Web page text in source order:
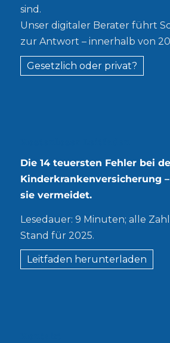
sind.
Unser digitaler Berater führt
zur Antwort – innerhalb von
Gesetzlich oder privat?
Die 14 teuersten Fehler bei
Kinderkrankenversicherung
sie vermeidet.
Lesedauer: 9 Minuten; alle
Stand für 2025.
Leitfaden herunterladen